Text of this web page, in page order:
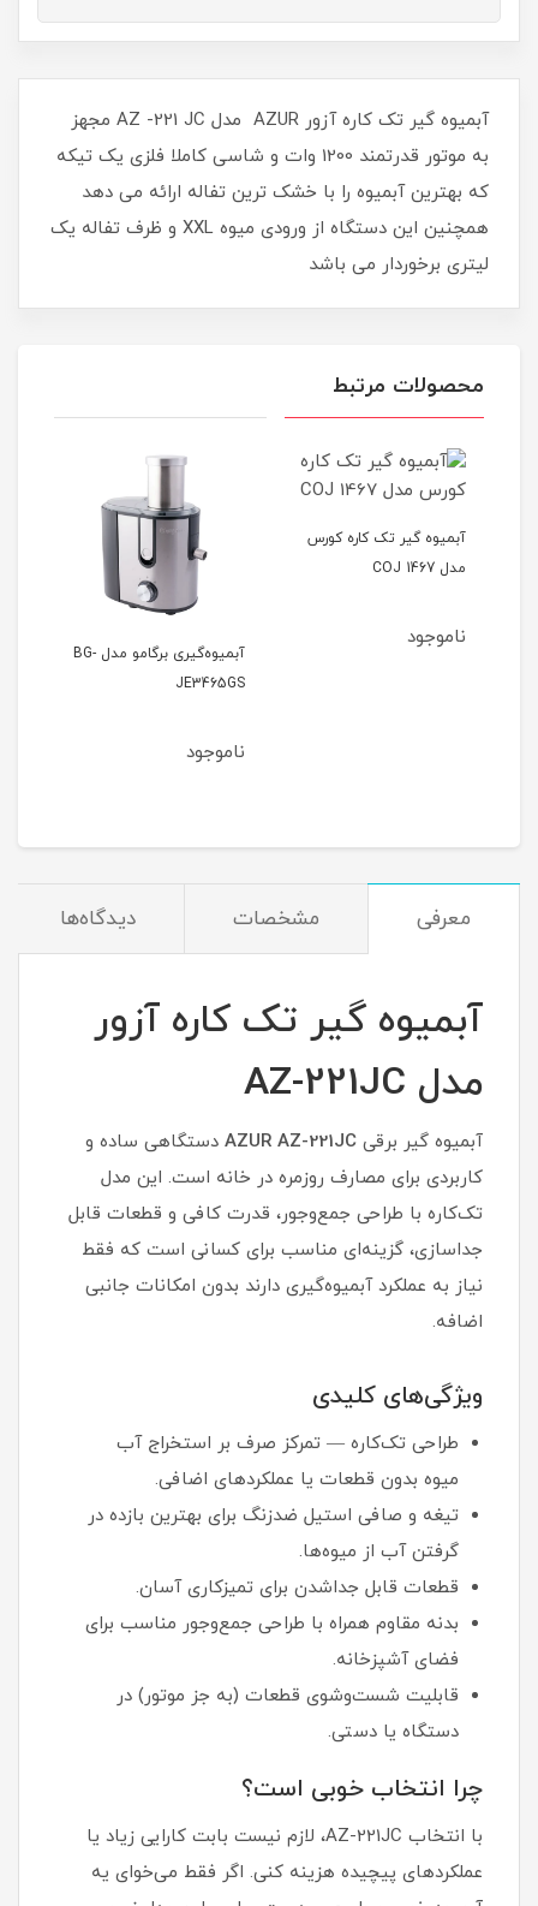
آبمیوه گیر تک کاره آزور AZUR مدل AZ -221 JC مجهز
به موتور قدرتمند 1200 وات و شاسی کاملا فلزی یک تیکه
که بهترین آبمیوه را با خشک ترین تفاله ارائه می دهد
همچنین این دستگاه از ورودی میوه XXL و ظرف تفاله یک
لیتری برخوردار می باشد
محصولات مرتبط
آبمیوه گیر تک‌ کاره کورس
مدل COJ 1467
ناموجود
آبمیوه‌گیری برگامو مدل BG-
JE3465GS
ناموجود
معرفی مشخصات دیدگاه‌ها
آبمیوه گیر تک کاره آزور
مدل AZ-221JC
آبمیوه گیر برقی AZUR AZ-221JC دستگاهی ساده و
کاربردی برای مصارف روزمره در خانه است. این مدل
تک‌کاره با طراحی جمع‌وجور، قدرت کافی و قطعات قابل
جداسازی، گزینه‌ای مناسب برای کسانی است که فقط
نیاز به عملکرد آبمیوه‌گیری دارند بدون امکانات جانبی
اضافه.
ویژگی‌های کلیدی
طراحی تک‌کاره — تمرکز صرف بر استخراج آب
میوه بدون قطعات یا عملکردهای اضافی.
تیغه و صافی استیل ضدزنگ برای بهترین بازده در
گرفتن آب از میوه‌ها.
قطعات قابل جداشدن برای تمیزکاری آسان.
بدنه مقاوم همراه با طراحی جمع‌وجور مناسب برای
فضای آشپزخانه.
قابلیت شست‌وشوی قطعات (به جز موتور) در
دستگاه یا دستی.
چرا انتخاب خوبی است؟
با انتخاب AZ-221JC، لازم نیست بابت کارایی‌ زیاد یا
عملکردهای پیچیده هزینه کنی. اگر فقط می‌خوای یه